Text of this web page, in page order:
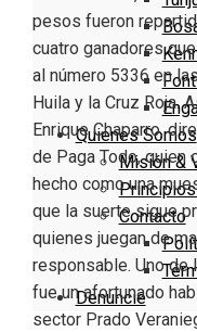
Quienes Somos
Misión &
Contacto
Denuncie
pesos fueron
cuatro ganadores
al número 5336 en
Huila y la Cruz Roja.
Enrique Chaparro,
de Paga Todo, quien
hecho como una
que la suerte sigue
quienes juegan de
responsable. Uno de
fue un afortunado
sector Prado